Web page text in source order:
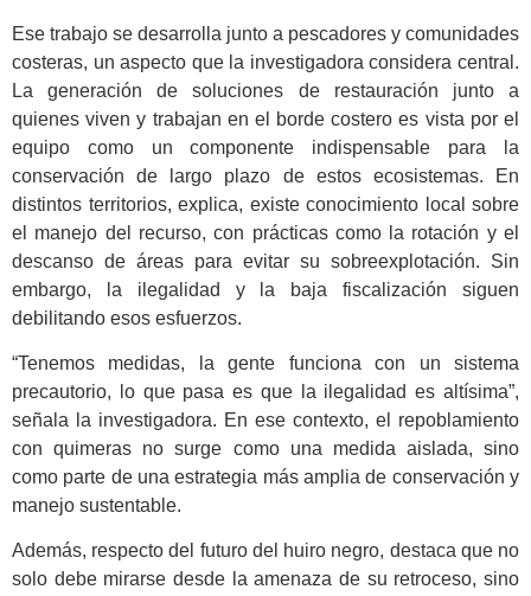
Ese trabajo se desarrolla junto a pescadores y comunidades
costeras, un aspecto que la investigadora considera central.
La generación de soluciones de restauración junto a
quienes viven y trabajan en el borde costero es vista por el
equipo como un componente indispensable para la
conservación de largo plazo de estos ecosistemas. En
distintos territorios, explica, existe conocimiento local sobre
el manejo del recurso, con prácticas como la rotación y el
descanso de áreas para evitar su sobreexplotación. Sin
embargo, la ilegalidad y la baja fiscalización siguen
debilitando esos esfuerzos.
“Tenemos medidas, la gente funciona con un sistema
precautorio, lo que pasa es que la ilegalidad es altísima”,
señala la investigadora. En ese contexto, el repoblamiento
con quimeras no surge como una medida aislada, sino
como parte de una estrategia más amplia de conservación y
manejo sustentable.
Además, respecto del futuro del huiro negro, destaca que no
solo debe mirarse desde la amenaza de su retroceso, sino